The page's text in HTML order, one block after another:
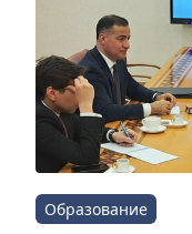
Образование